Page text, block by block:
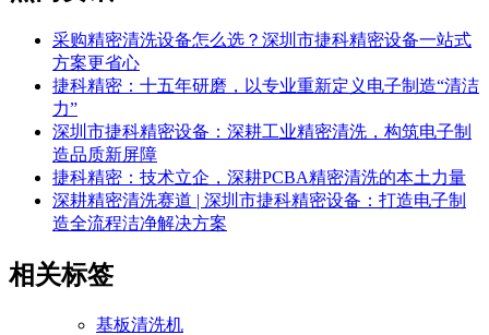
采购精密清洗设备怎么选？深圳市捷科精密设备一站式
方案更省心
捷科精密：十五年研磨，以专业重新定义电子制造“清洁
力”
深圳市捷科精密设备：深耕工业精密清洗，构筑电子制
造品质新屏障
捷科精密：技术立企，深耕PCBA精密清洗的本土力量
深耕精密清洗赛道 | 深圳市捷科精密设备：打造电子制
造全流程洁净解决方案
相关标签
基板清洗机